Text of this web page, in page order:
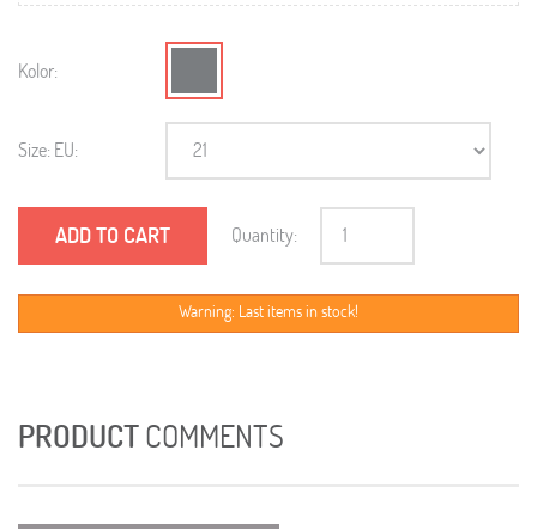
Kolor:
Size: EU:
ADD TO CART Quantity:
Warning: Last items in stock!
PRODUCTCOMMENTS